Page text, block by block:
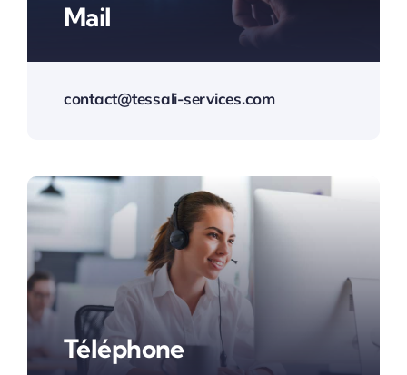
Mail
contact@tessali-services.com
Téléphone